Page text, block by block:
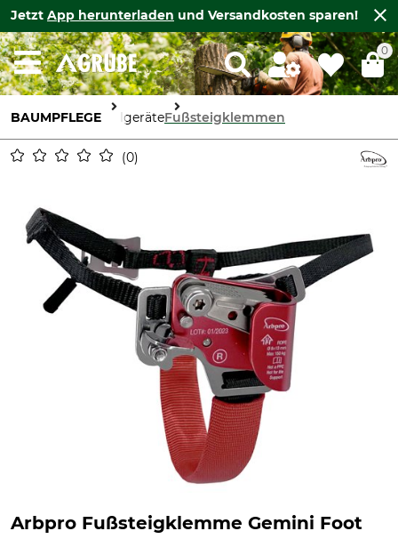
Jetzt App herunterladen und Versandkosten sparen!
0
BAUMPFLEGE SeilgeräteFußsteigklemmen
0
Arbpro Fußsteigklemme Gemini Foot